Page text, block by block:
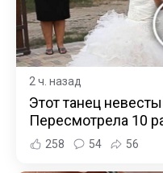
2 ч. назад
Этот танец
Пересмотрела 10
258 54 56